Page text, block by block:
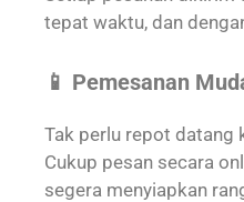
tepat waktu, dan
📱 Pemesanan
Tak perlu repot datang
Cukup pesan secara
segera menyiapkan